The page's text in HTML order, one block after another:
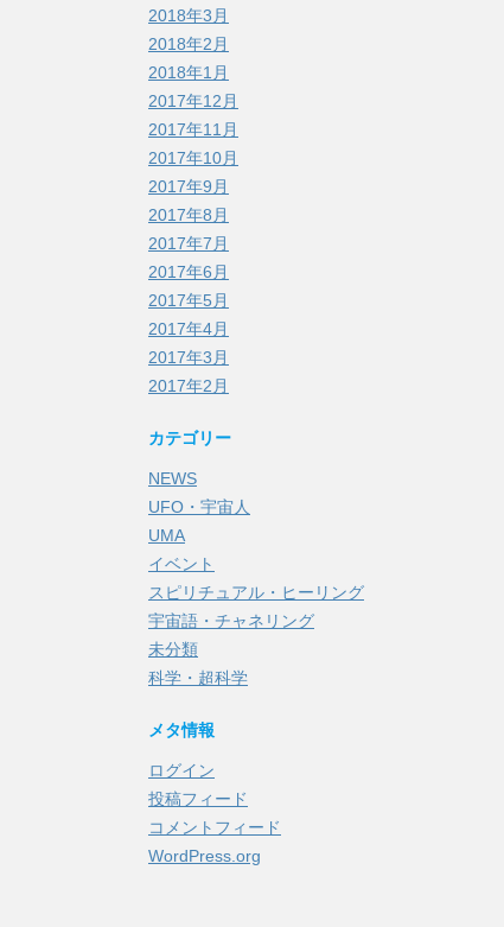
2018年3月
2018年2月
2018年1月
2017年12月
2017年11月
2017年10月
2017年9月
2017年8月
2017年7月
2017年6月
2017年5月
2017年4月
2017年3月
2017年2月
カテゴリー
NEWS
UFO・宇宙人
UMA
イベント
スピリチュアル・ヒーリング
宇宙語・チャネリング
未分類
科学・超科学
メタ情報
ログイン
投稿フィード
コメントフィード
WordPress.org